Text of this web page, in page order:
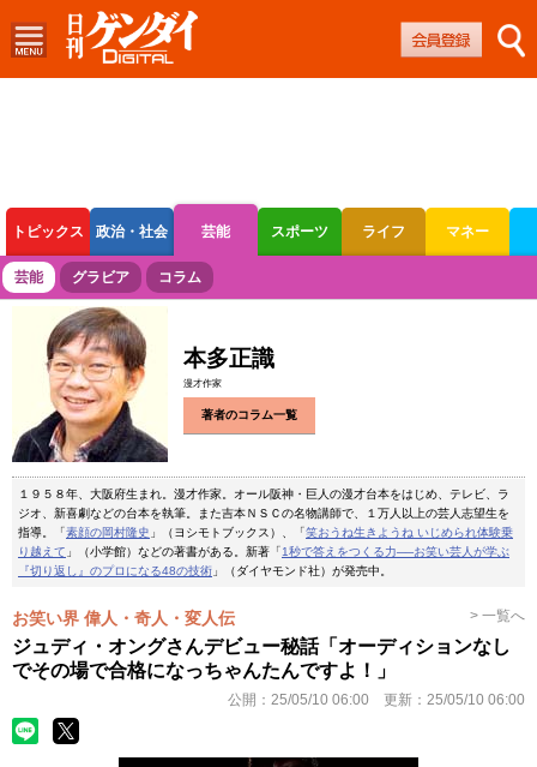
トピックス 政治・社会 芸能 スポーツ ライフ マネー
ボートレース 競輪 オートレース
芸能 グラビア コラム
本多正識
漫才作家
著者のコラム一覧
１９５８年、大阪府生まれ。漫才作家。オール阪神・巨人の漫才台本をはじめ、テレビ、ラ
ジオ、新喜劇などの台本を執筆。また吉本ＮＳＣの名物講師で、１万人以上の芸人志望生を
指導。「素顔の岡村隆史 」（ヨシモトブックス）、「笑おうね生きようね いじめられ体験乗
り越えて 」（小学館）などの著書がある。新著「1秒で答えをつくる力──お笑い芸人が学ぶ
『切り返し』のプロになる48の技術 」（ダイヤモンド社）が発売中。
お笑い界 偉人・奇人・変人伝 > 一覧へ
ジュディ・オングさんデビュー秘話「オーディションなし
でその場で合格になっちゃんたんですよ！」
公開： 25/05/10 06:00 更新： 25/05/10 06:00